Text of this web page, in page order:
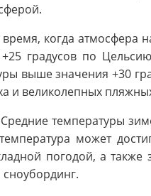
когда атмосфера
градусов по
выше значения +30
и великолепных
температуры
может
погодой, а также